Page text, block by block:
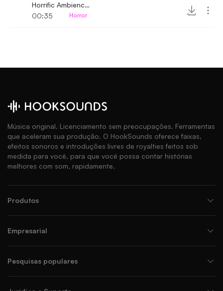
Horrific Ambience (guitar string echo)
00:35
Horror
Música original. Licenciamento sem preocupações. Ferramentas
que aceleram sua produção. O HookSounds oferece faixas,
efeitos sonoros e introduções livres de royalties feitos sob
medida para você, para que você possa contar histórias
melhores com som, rapidamente.
Produtos
Empresarial
Pesquisas populares